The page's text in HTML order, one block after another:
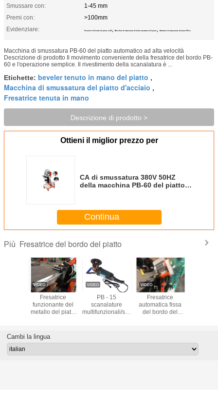
Smussare con:
1-45 mm
Premi con:
>100mm
Evidenziare:
Fresatrice del bordo del piatto 50HZ , Macchina di smussatura di bordo automatica del piatto , Strumento di smussatura del piatto PB-60
Macchina di smussatura PB-60 del piatto automatico ad alta velocità
Descrizione di prodotto Il movimento conveniente della fresatrice del bordo PB-
60 e l'operazione semplice. Il rivestimento della scanalatura è ...
Etichette: beveler tenuto in mano del piatto ,
Macchina di smussatura del piatto d'acciaio ,
Fresatrice tenuta in mano
Descrizione di prodotto >
Ottieni il miglior prezzo per
CA di smussatura 380V 50HZ
della macchina PB-60 del piatto
Continua
Più Fresatrice del bordo del piatto
di
Fresatrice
funzionante del
metallo del piatto
automatico
portatile
PB - 15
scanalature
multifunzionali/strumenti
Fresatrice
automatica fissa
del bordo del
bordo
Cambi la lingua